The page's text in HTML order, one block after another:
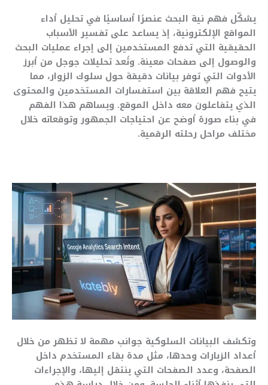
يشكّل فهم نية البحث عنصرًا أساسيًا في تحليل أداء
المواقع الإلكترونية، إذ يساعد على تفسير الأسباب
الحقيقية التي تدفع المستخدمين إلى إجراء عمليات البحث
والوصول إلى صفحات معينة. وتُعد تحليلات جوجل من أبرز
الأدوات التي توفر بيانات دقيقة حول سلوك الزوار، مما
يتيح فهم العلاقة بين استفسارات المستخدمين والمحتوى
الذي يتفاعلون معه داخل الموقع. ويساهم هذا الفهم
في بناء صورة أوضح عن احتياجات الجمهور وتوقعاته خلال
مختلف مراحل رحلته الرقمية.
وتكشف البيانات السلوكية جوانب مهمة لا تظهر من خلال
أعداد الزيارات وحدها، مثل مدة بقاء المستخدم داخل
الصفحة، وعدد الصفحات التي ينتقل إليها، والإجراءات